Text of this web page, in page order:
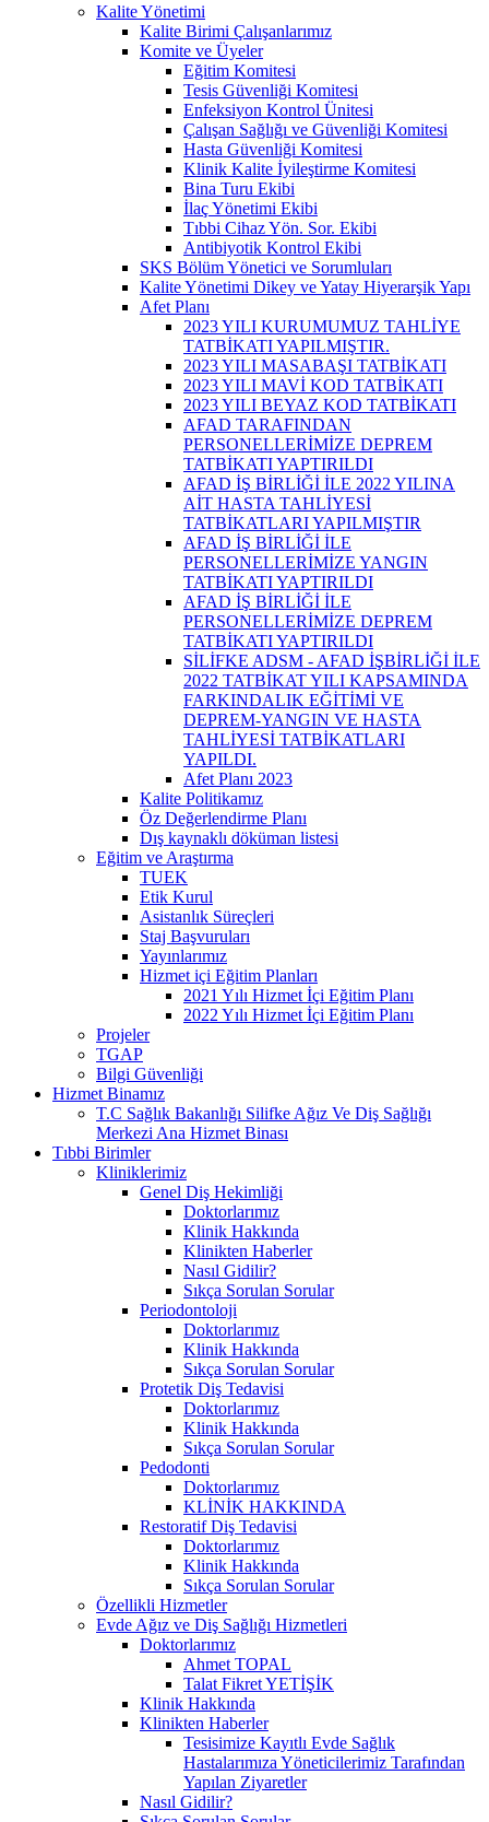
Kalite Yönetimi
Kalite Birimi Çalışanlarımız
Komite ve Üyeler
Eğitim Komitesi
Tesis Güvenliği Komitesi
Enfeksiyon Kontrol Ünitesi
Çalışan Sağlığı ve Güvenliği Komitesi
Hasta Güvenliği Komitesi
Klinik Kalite İyileştirme Komitesi
Bina Turu Ekibi
İlaç Yönetimi Ekibi
Tıbbi Cihaz Yön. Sor. Ekibi
Antibiyotik Kontrol Ekibi
SKS Bölüm Yönetici ve Sorumluları
Kalite Yönetimi Dikey ve Yatay Hiyerarşik Yapı
Afet Planı
2023 YILI KURUMUMUZ TAHLİYE
TATBİKATI YAPILMIŞTIR.
2023 YILI MASABAŞI TATBİKATI
2023 YILI MAVİ KOD TATBİKATI
2023 YILI BEYAZ KOD TATBİKATI
AFAD TARAFINDAN
PERSONELLERİMİZE DEPREM
TATBİKATI YAPTIRILDI
AFAD İŞ BİRLİĞİ İLE 2022 YILINA
AİT HASTA TAHLİYESİ
TATBİKATLARI YAPILMIŞTIR
AFAD İŞ BİRLİĞİ İLE
PERSONELLERİMİZE YANGIN
TATBİKATI YAPTIRILDI
AFAD İŞ BİRLİĞİ İLE
PERSONELLERİMİZE DEPREM
TATBİKATI YAPTIRILDI
SİLİFKE ADSM - AFAD İŞBİRLİĞİ İLE
2022 TATBİKAT YILI KAPSAMINDA
FARKINDALIK EĞİTİMİ VE
DEPREM-YANGIN VE HASTA
TAHLİYESİ TATBİKATLARI
YAPILDI.
Afet Planı 2023
Kalite Politikamız
Öz Değerlendirme Planı
Dış kaynaklı döküman listesi
Eğitim ve Araştırma
TUEK
Etik Kurul
Asistanlık Süreçleri
Staj Başvuruları
Yayınlarımız
Hizmet içi Eğitim Planları
2021 Yılı Hizmet İçi Eğitim Planı
2022 Yılı Hizmet İçi Eğitim Planı
Projeler
TGAP
Bilgi Güvenliği
Hizmet Binamız
T.C Sağlık Bakanlığı Silifke Ağız Ve Diş Sağlığı
Merkezi Ana Hizmet Binası
Tıbbi Birimler
Kliniklerimiz
Genel Diş Hekimliği
Doktorlarımız
Klinik Hakkında
Klinikten Haberler
Nasıl Gidilir?
Sıkça Sorulan Sorular
Periodontoloji
Doktorlarımız
Klinik Hakkında
Sıkça Sorulan Sorular
Protetik Diş Tedavisi
Doktorlarımız
Klinik Hakkında
Sıkça Sorulan Sorular
Pedodonti
Doktorlarımız
KLİNİK HAKKINDA
Restoratif Diş Tedavisi
Doktorlarımız
Klinik Hakkında
Sıkça Sorulan Sorular
Özellikli Hizmetler
Evde Ağız ve Diş Sağlığı Hizmetleri
Doktorlarımız
Ahmet TOPAL
Talat Fikret YETİŞİK
Klinik Hakkında
Klinikten Haberler
Tesisimize Kayıtlı Evde Sağlık
Hastalarımıza Yöneticilerimiz Tarafından
Yapılan Ziyaretler
Nasıl Gidilir?